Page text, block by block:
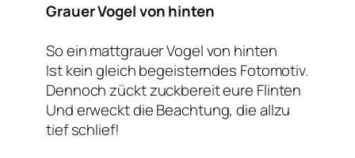
Grauer Vogel von hinten
So ein mattgrauer Vogel von hinten
Ist kein gleich begeisterndes Fotomotiv.
Dennoch zückt zuckbereit eure Flinten
Und erweckt die Beachtung, die allzu
tief schlief!